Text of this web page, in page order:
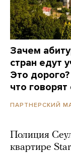
Зачем
стран едут
Это
что
ПАРТНЕРСКИЙ
Полиция
квартире